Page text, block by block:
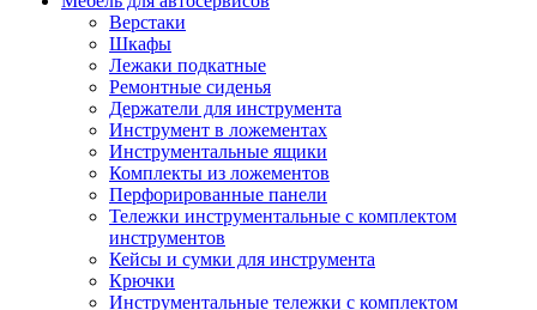
Верстаки
Шкафы
Лежаки подкатные
Ремонтные сиденья
Держатели для инструмента
Инструмент в ложементах
Инструментальные ящики
Комплекты из ложементов
Перфорированные панели
Тележки инструментальные с комплектом
инструментов
Кейсы и сумки для инструмента
Крючки
Инструментальные тележки с комплектом